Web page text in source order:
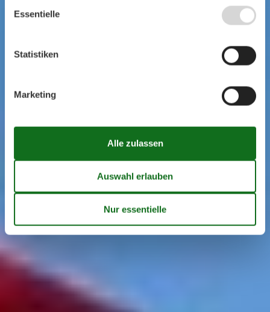
Essentielle
Statistiken
Marketing